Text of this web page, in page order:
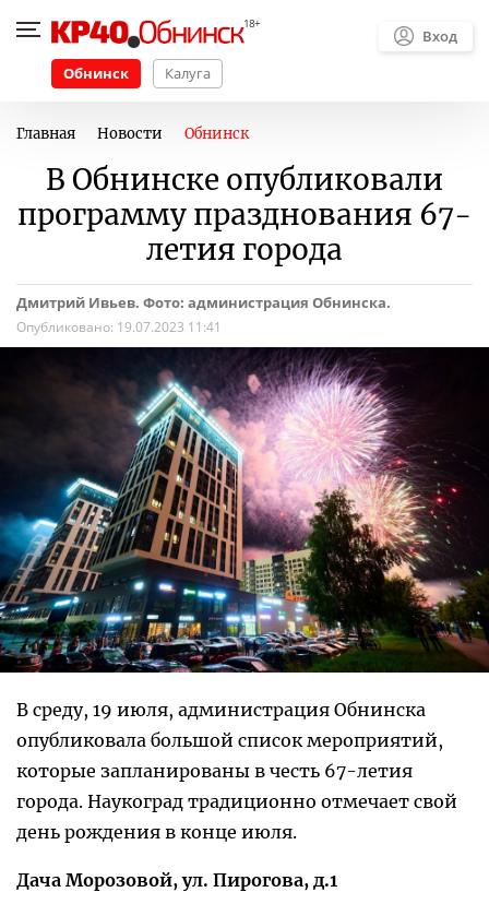
Обнинск Калуга
Вход
Главная Новости Обнинск
В Обнинске опубликовали
программу празднования 67-
летия города
Дмитрий Ивьев. Фото: администрация Обнинска.
Опубликовано: 19.07.2023 11:41
В среду, 19 июля, администрация Обнинска
опубликовала большой список мероприятий,
которые запланированы в честь 67-летия
города. Наукоград традиционно отмечает свой
день рождения в конце июля.
Дача Морозовой, ул. Пирогова, д.1